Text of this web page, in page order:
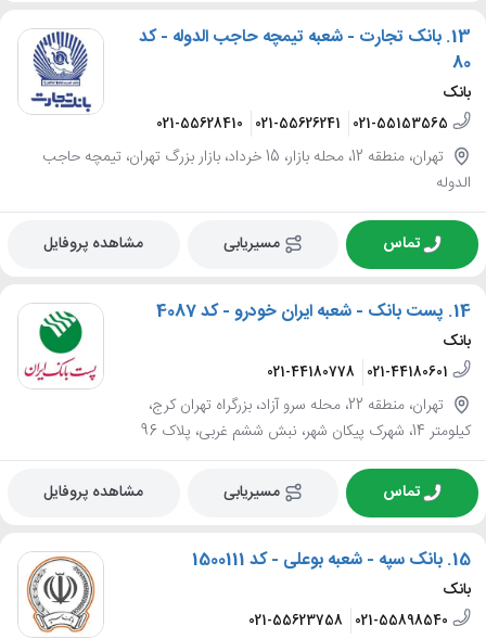
13. بانک تجارت - شعبه تیمچه حاجب الدوله - کد
80
بانک
021-55153565
021-55626241
021-55628410
تهران، منطقه 12، محله بازار، 15 خرداد، بازار بزرگ تهران، تیمچه حاجب
الدوله
تماس مسیریابی مشاهده پروفایل
14. پست بانک - شعبه ایران خودرو - کد 4087
بانک
021-44180601
021-44180778
تهران، منطقه 22، محله سرو آزاد، بزرگراه تهران کرج،
کیلومتر 14، شهرک پیکان شهر، نبش ششم غربی، پلاک 96
تماس مسیریابی مشاهده پروفایل
15. بانک سپه - شعبه بوعلی - کد 1500111
بانک
021-55898540
021-55623758